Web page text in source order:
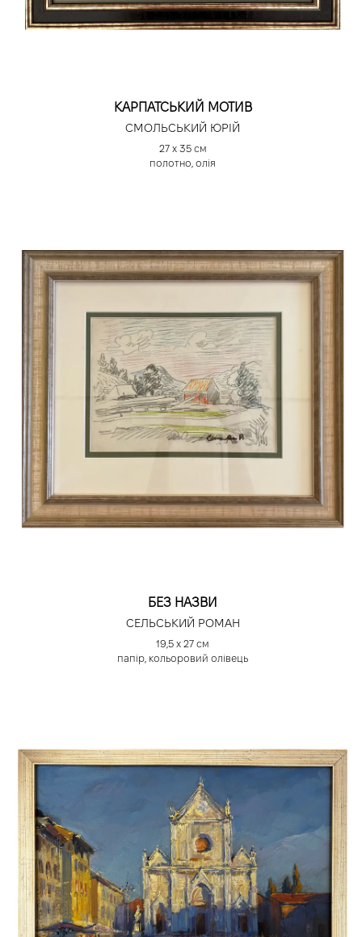
КАРПАТСЬКИЙ МОТИВ
СМОЛЬСЬКИЙ ЮРІЙ
27 х 35 см
полотно, олія
БЕЗ НАЗВИ
СЕЛЬСЬКИЙ РОМАН
19,5 х 27 см
папір, кольоровий олівець